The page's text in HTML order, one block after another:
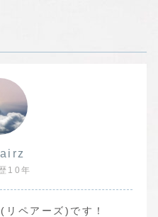
10年
ペアーズ)です！